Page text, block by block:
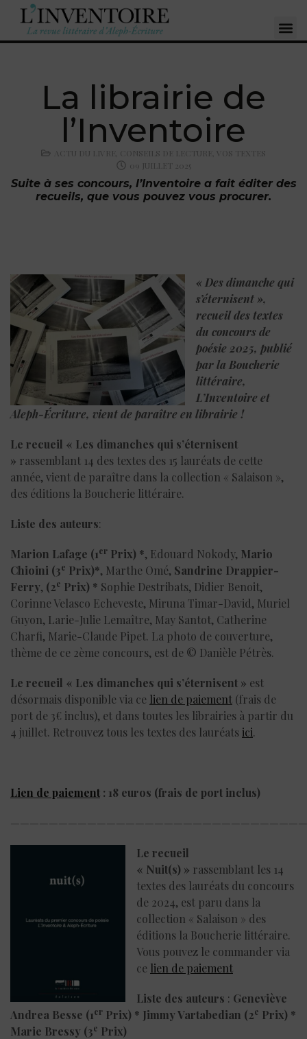
La librairie de
l’Inventoire
ACTU DU LIVRE CONSEILS DE LECTURE
VOS TEXTES
09 JUILLET 2025
Suite à ses concours, l’Inventoire a fait éditer des
recueils, que vous pouvez vous procurer.
« Des dimanche qui
s’éternisent »,
recueil des textes
du concours de
poésie 2025, publié
par la Boucherie
littéraire,
L’Inventoire et
Aleph-Écriture, vient de paraître en librairie !
Le recueil « Les dimanches qui s’éternisent
» rassemblant 14 des textes des 15 lauréats de cette
année, vient de paraître dans la collection « Salaison »,
des éditions la Boucherie littéraire.
Liste des auteurs:
Marion Lafage (1er Prix) *, Edouard Nokody, Mario
Chioini (3e Prix)*, Marthe Omé, Sandrine Drappier-
Ferry, (2e Prix) * Sophie Destribats, Didier Benoit,
Corinne Velasco Echeveste, Miruna Timar-David, Muriel
Guyon, Larie-Julie Lemaître, May Santot, Catherine
Charfi, Marie-Claude Pipet. La photo de couverture,
thème de ce 2ème concours, est de © Danièle Pétrès.
Le recueil « Les dimanches qui s’éternisent » est
désormais disponible via ce lien de paiement (frais de
port de 3€ inclus), et dans toutes les librairies à partir du
4 juillet. Retrouvez tous les textes des lauréats ici.
Lien de paiement : 18 euros (frais de port inclus)
Le recueil
« Nuit(s) » rassemblant les 14
textes des lauréats du concours
de 2024, est paru dans la
collection « Salaison » des
éditions la Boucherie littéraire.
Vous pouvez le commander via
ce lien de paiement
Liste des auteurs : Geneviève
Andrea Besse (1er Prix) * Jimmy Vartabedian (2e Prix) *
Marie Bressy (3e Prix)